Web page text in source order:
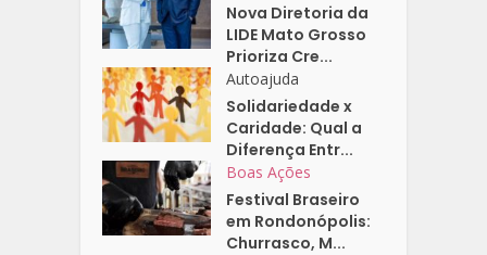
Nova Diretoria da
LIDE Mato Grosso
Prioriza Cre...
Autoajuda
Solidariedade x
Caridade: Qual a
Diferença Entr...
Boas Ações
Festival Braseiro
em Rondonópolis:
Churrasco, M...